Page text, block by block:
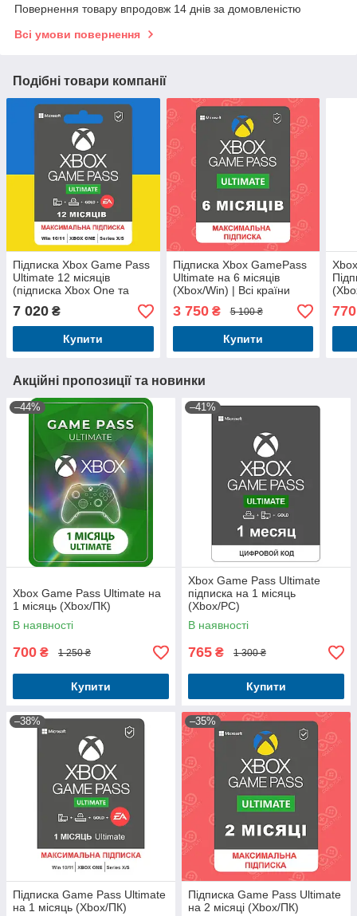
Повернення товару впродовж 14 днів за домовленістю
Всі умови повернення
Подібні товари компанії
Підписка Xbox Game Pass
Ultimate 12 місяців
(підписка Xbox One та
Series) | Всі країни
7 020 ₴
Купити
Підписка Xbox GamePass
Ultimate на 6 місяців
(Xbox/Win) | Всі країни
3 750₴ 5 100 ₴
Купити
770
Акційні пропозиції та новинки
–44%
Xbox Game Pass Ultimate на
1 місяць (Xbox/ПК)
В наявності
700 ₴ 1 250 ₴
Купити
–41%
Xbox Game Pass Ultimate
підписка на 1 місяць
(Xbox/PC)
В наявності
765 ₴ 1 300 ₴
Купити
–38%
Підписка Game Pass Ultimate
на 1 місяць (Xbox/ПК)
–35%
Підписка Game Pass Ultimate
на 2 місяці (Xbox/ПК)